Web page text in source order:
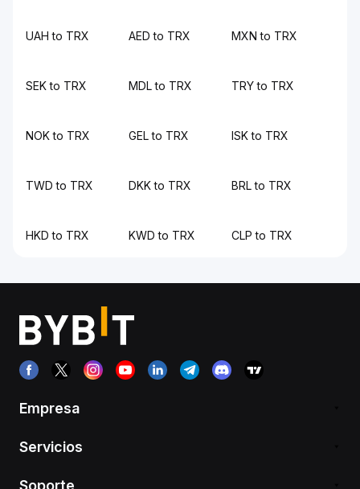
UAH to TRX AED to TRX MXN to TRX
SEK to TRX MDL to TRX TRY to TRX
NOK to TRX GEL to TRX ISK to TRX
TWD to TRX DKK to TRX BRL to TRX
HKD to TRX KWD to TRX CLP to TRX
Empresa
Servicios
Soporte